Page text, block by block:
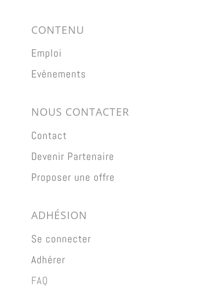
CONTENU
Emploi
Evènements
NOUS CONTACTER
Contact
Devenir Partenaire
Proposer une offre
ADHÉSION
Se connecter
Adhérer
FAQ